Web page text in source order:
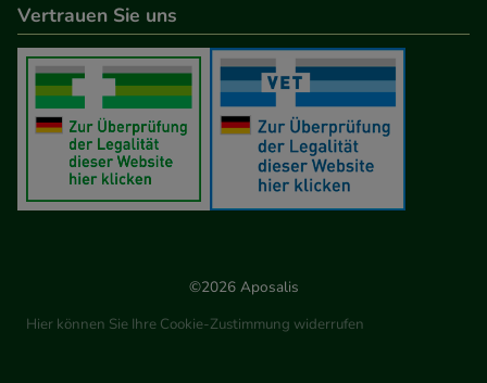
Vertrauen Sie uns
©2026 Aposalis
Hier können Sie Ihre Cookie-Zustimmung widerrufen